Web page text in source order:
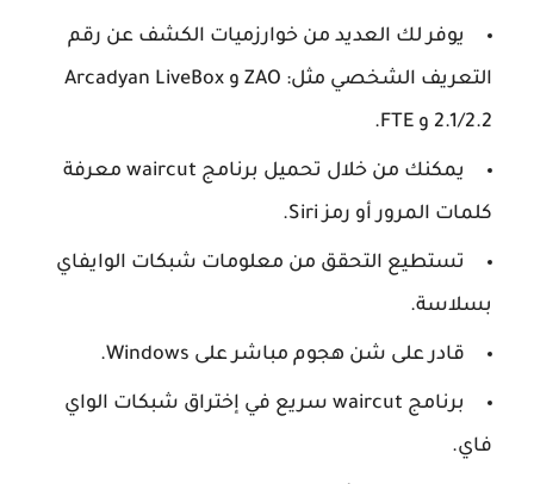
يوفر لك العديد من خوارزميات الكشف عن رقم
التعريف الشخصي مثل: ZAO و Arcadyan LiveBox
2.1/2.2 و FTE.
يمكنك من خلال تحميل برنامج waircut معرفة
كلمات المرور أو رمز Siri.
تستطيع التحقق من معلومات شبكات الوايفاي
بسلاسة.
قادر على شن هجوم مباشر على Windows.
برنامج waircut سريع في إختراق شبكات الواي
فاي.